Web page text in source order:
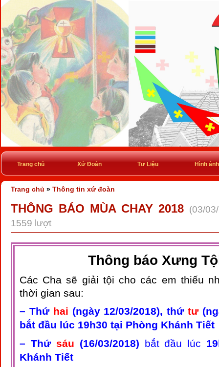
Trang chủ Xứ Đoàn Tư Liệu Hình ảnh
Trang chủ » Thông tin xứ đoàn
THÔNG BÁO MÙA CHAY 2018 (03/
1559 lượt
Thông báo Xưng
Các Cha sẽ giải tội cho các em thiếu
thời gian sau:
– Thứ hai (ngày 12/03/2018), thứtư
bắt đầu lúc 19h30 tại Phòng Khánh Tiết
– Thứ sáu (16/03/2018) bắt đầu lúc
Khánh Tiết